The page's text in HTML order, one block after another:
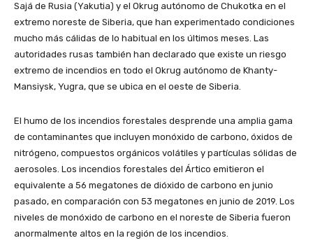
Sajá de Rusia (Yakutia) y el Okrug autónomo de Chukotka en el
extremo noreste de Siberia, que han experimentado condiciones
mucho más cálidas de lo habitual en los últimos meses. Las
autoridades rusas también han declarado que existe un riesgo
extremo de incendios en todo el Okrug autónomo de Khanty-
Mansiysk, Yugra, que se ubica en el oeste de Siberia.
El humo de los incendios forestales desprende una amplia gama
de contaminantes que incluyen monóxido de carbono, óxidos de
nitrógeno, compuestos orgánicos volátiles y partículas sólidas de
aerosoles. Los incendios forestales del Ártico emitieron el
equivalente a 56 megatones de dióxido de carbono en junio
pasado, en comparación con 53 megatones en junio de 2019. Los
niveles de monóxido de carbono en el noreste de Siberia fueron
anormalmente altos en la región de los incendios.